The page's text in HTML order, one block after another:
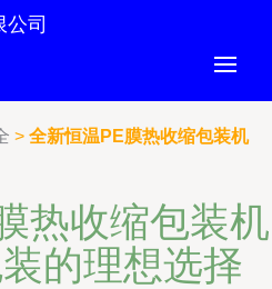
司
> 全新恒温PE膜热收缩包装机
热收缩包装机
的理想选择